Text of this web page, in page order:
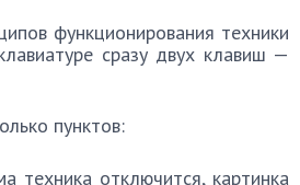
функционирования техники
сразу двух клавиш —
пунктов:
техника отключится, картинка